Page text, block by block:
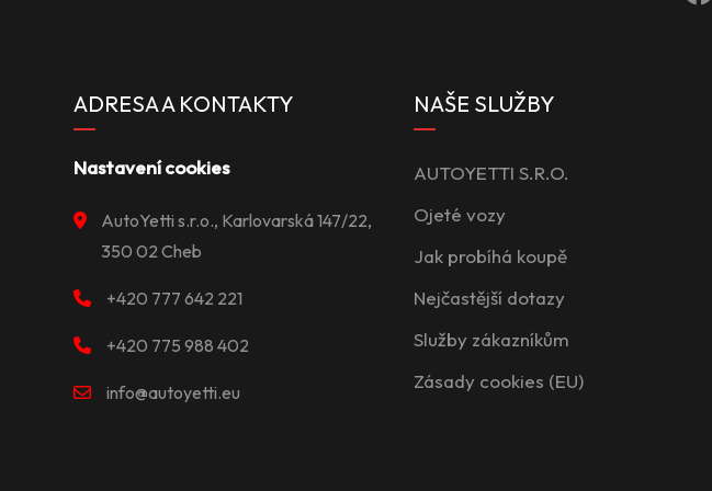
ADRESA A KONTAKTY
Nastavení cookies
AutoYetti s.r.o., Karlovarská 147/22,
350 02 Cheb
+420 777 642 221
+420 775 988 402
info@autoyetti.eu
NAŠE SLUŽBY
AUTOYETTI S.R.O.
Ojeté vozy
Jak probíhá koupě
Nejčastější dotazy
Služby zákazníkům
Zásady cookies (EU)